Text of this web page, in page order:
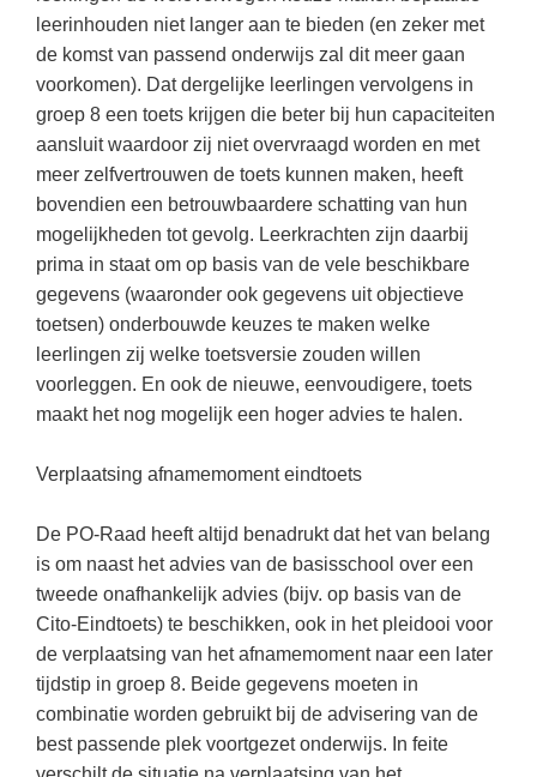
De boerderij
Duurzaamheid
Eerste wereldoorlog
Evolutieleer
Feest- en Gedenkdagen
Kerstfeest
Kinderboekenweek
Kleurplaten
Mediawijsheid
Onderwijsprijs
Ruimte
Schoolreisideeën
Schoolspullen
Seizoenen
Seksualiteit
Sinterklaas
Maatschappijleer
Orientatie
Rekenen
Sociale vaardigheden
Taalvaardigheid
Vakoverstijgend
Verzorging
MEER...
AI voor het onderwijs
Kruiswoordpuzzels
Onderwijslonen
Montessori onderwijs
Jenaplanonderwijs
Daltononderwijs
Schoolspullen
Onderwijsvacatures
Afscheidstekst collega
leerinhouden niet langer aan te bieden (en zeker met
de komst van passend onderwijs zal dit meer gaan
voorkomen). Dat dergelijke leerlingen vervolgens in
groep 8 een toets krijgen die beter bij hun capaciteiten
aansluit waardoor zij niet overvraagd worden en met
meer zelfvertrouwen de toets kunnen maken, heeft
bovendien een betrouwbaardere schatting van hun
mogelijkheden tot gevolg. Leerkrachten zijn daarbij
prima in staat om op basis van de vele beschikbare
gegevens (waaronder ook gegevens uit objectieve
toetsen) onderbouwde keuzes te maken welke
leerlingen zij welke toetsversie zouden willen
voorleggen. En ook de nieuwe, eenvoudigere, toets
maakt het nog mogelijk een hoger advies te halen.
Verplaatsing afnamemoment eindtoets
De PO-Raad heeft altijd benadrukt dat het van belang
is om naast het advies van de basisschool over een
tweede onafhankelijk advies (bijv. op basis van de
Cito-Eindtoets) te beschikken, ook in het pleidooi voor
de verplaatsing van het afnamemoment naar een later
tijdstip in groep 8. Beide gegevens moeten in
combinatie worden gebruikt bij de advisering van de
best passende plek voortgezet onderwijs. In feite